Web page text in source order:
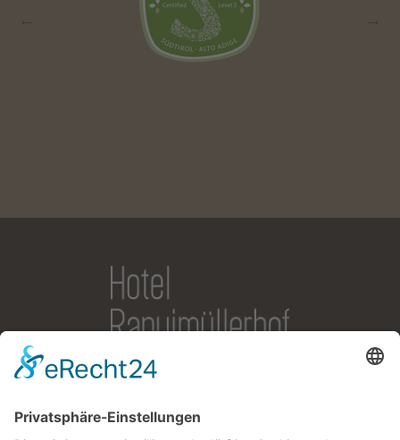
St. Johann 1 ∎ I-39040 Villnöss